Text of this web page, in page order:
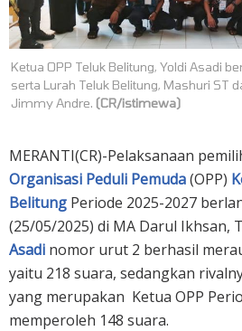
Ketua OPP Teluk Belitung, Yoldi Asadi
serta Lurah Teluk Belitung, Mashuri ST
Jimmy Andre. (CR/istimewa)
MERANTI(CR)-Pelaksanaan
Organisasi Peduli Pemuda(OPP)
Belitung Periode 2025-2027
(25/05/2025) di MA Darul Ikhsan,
Asadi nomor urut 2 berhasil
yaitu 218 suara, sedangkan
yang merupakan Ketua OPP
memperoleh 148 suara.